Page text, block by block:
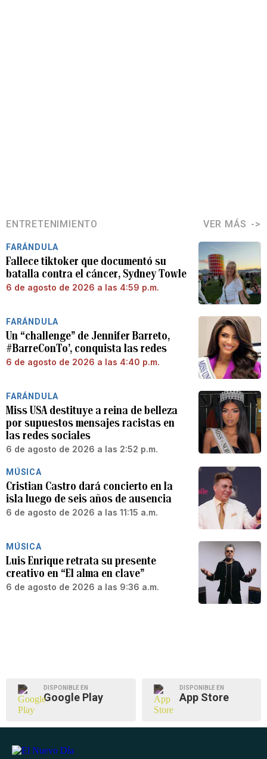
ENTRETENIMIENTO VER MÁS
FARÁNDULA
Fallece tiktoker que documentó su
batalla contra el cáncer, Sydney Towle
6 de agosto de 2026 a las 4:59 p.m.
FARÁNDULA
Un “challenge” de Jennifer Barreto,
#BarreConTo’, conquista las redes
6 de agosto de 2026 a las 4:40 p.m.
FARÁNDULA
Miss USA destituye a reina de belleza
por supuestos mensajes racistas en
las redes sociales
6 de agosto de 2026 a las 2:52 p.m.
MÚSICA
Cristian Castro dará concierto en la
isla luego de seis años de ausencia
6 de agosto de 2026 a las 11:15 a.m.
MÚSICA
Luis Enrique retrata su presente
creativo en “El alma en clave”
6 de agosto de 2026 a las 9:36 a.m.
DISPONIBLE EN
Google Play
DISPONIBLE EN
App Store